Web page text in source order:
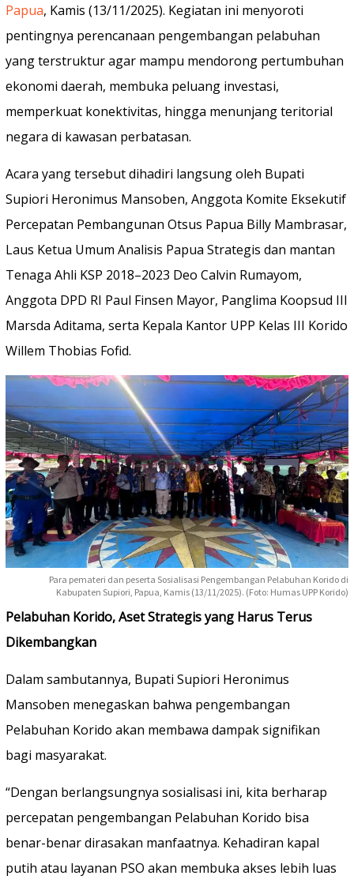
Papua, Kamis (13/11/2025). Kegiatan ini menyoroti
pentingnya perencanaan pengembangan pelabuhan
yang terstruktur agar mampu mendorong pertumbuhan
ekonomi daerah, membuka peluang investasi,
memperkuat konektivitas, hingga menunjang teritorial
negara di kawasan perbatasan.
Acara yang tersebut dihadiri langsung oleh Bupati
Supiori Heronimus Mansoben, Anggota Komite Eksekutif
Percepatan Pembangunan Otsus Papua Billy Mambrasar,
Laus Ketua Umum Analisis Papua Strategis dan mantan
Tenaga Ahli KSP 2018–2023 Deo Calvin Rumayom,
Anggota DPD RI Paul Finsen Mayor, Panglima Koopsud III
Marsda Aditama, serta Kepala Kantor UPP Kelas III Korido
Willem Thobias Fofid.
Para pemateri dan peserta Sosialisasi Pengembangan Pelabuhan Korido di
Kabupaten Supiori, Papua, Kamis (13/11/2025). (Foto: Humas UPP Korido)
Pelabuhan Korido, Aset Strategis yang Harus Terus
Dikembangkan
Dalam sambutannya, Bupati Supiori Heronimus
Mansoben menegaskan bahwa pengembangan
Pelabuhan Korido akan membawa dampak signifikan
bagi masyarakat.
“Dengan berlangsungnya sosialisasi ini, kita berharap
percepatan pengembangan Pelabuhan Korido bisa
benar-benar dirasakan manfaatnya. Kehadiran kapal
putih atau layanan PSO akan membuka akses lebih luas